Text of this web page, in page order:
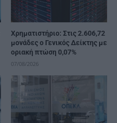
Χρηματιστήριο: Στις 2.606,72
μονάδες ο Γενικός Δείκτης με
οριακή πτώση 0,07%
07/08/2026